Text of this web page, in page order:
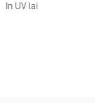
In UV lai